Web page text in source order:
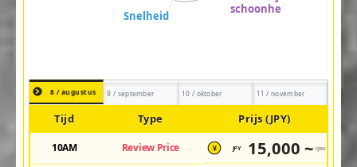
8 / augustus 9 / september 10 / oktober 11 / november
Tijd Type Prijs (JPY)
10AM Review Price ¥ JPY 15,000 ~ /pax